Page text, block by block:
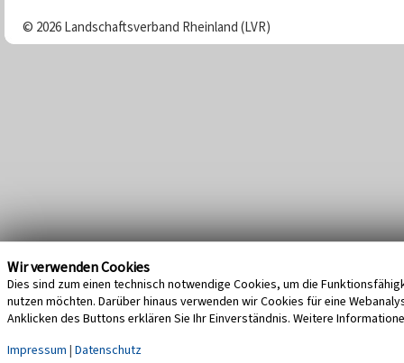
© 2026 Landschaftsverband Rheinland (LVR)
Wir verwenden Cookies
Dies sind zum einen technisch notwendige Cookies, um die
nutzen möchten. Darüber hinaus verwenden wir Cookies für eine
Anklicken des Buttons erklären Sie Ihr Einverständnis. Weitere
Impressum | Datenschutz